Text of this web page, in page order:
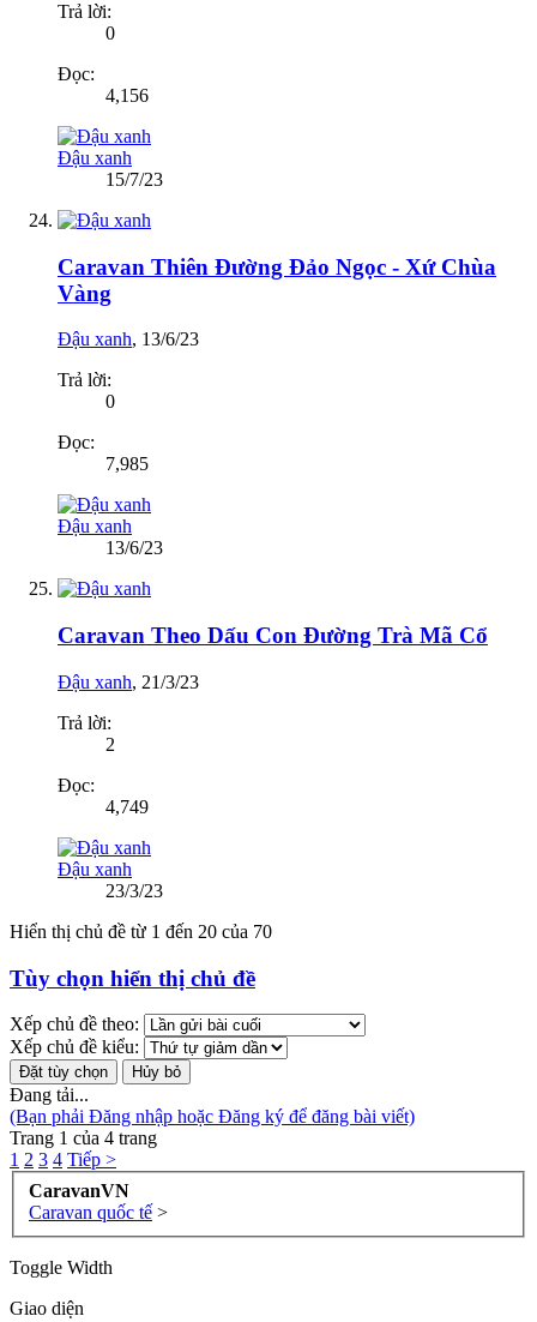
Trả lời:
0
Đọc:
4,156
Đậu xanh
15/7/23
Caravan Thiên Đường Đảo Ngọc - Xứ Chùa
Vàng
Đậu xanh, 13/6/23
Trả lời:
0
Đọc:
7,985
Đậu xanh
13/6/23
Caravan Theo Dấu Con Đường Trà Mã Cổ
Đậu xanh, 21/3/23
Trả lời:
2
Đọc:
4,749
Đậu xanh
23/3/23
Hiển thị chủ đề từ 1 đến 20 của 70
Tùy chọn hiển thị chủ đề
Xếp chủ đề theo:
Xếp chủ đề kiểu:
Đang tải...
(Bạn phải Đăng nhập hoặc Đăng ký để đăng bài viết)
Trang 1 của 4 trang
1 2 3 4 Tiếp >
CaravanVN
Caravan quốc tế >
Toggle Width
Giao diện